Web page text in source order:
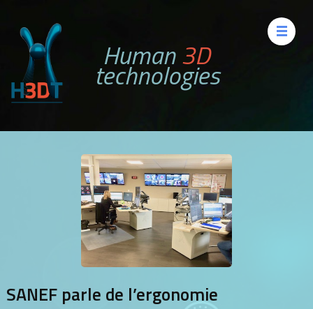
Human3D
technologies
contenu
(Pressez
Entrée)
SANEF parle de l’ergonomie